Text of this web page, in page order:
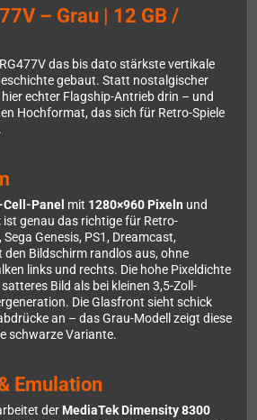
– Grau | 12 GB /
das bis dato stärkste vertikale
gebaut. Statt nostalgischer
echter Flagship-Antrieb drin – und
Hochformat, das sich für Retro-Spiele
Panel mit 1280×960 Pixeln und
ist genau das richtige für Retro-
Sega Genesis, PS1, Dreamcast,
den Bildschirm randlos aus, ohne
links und rechts. Die hohe Pixeldichte
Bild als bei kleinen 3,5-Zoll-
Die Glasfront sieht schick
an – das Grau-Modell zeigt diese
schwarze Variante.
Emulation
der MediaTek Dimensity 8300